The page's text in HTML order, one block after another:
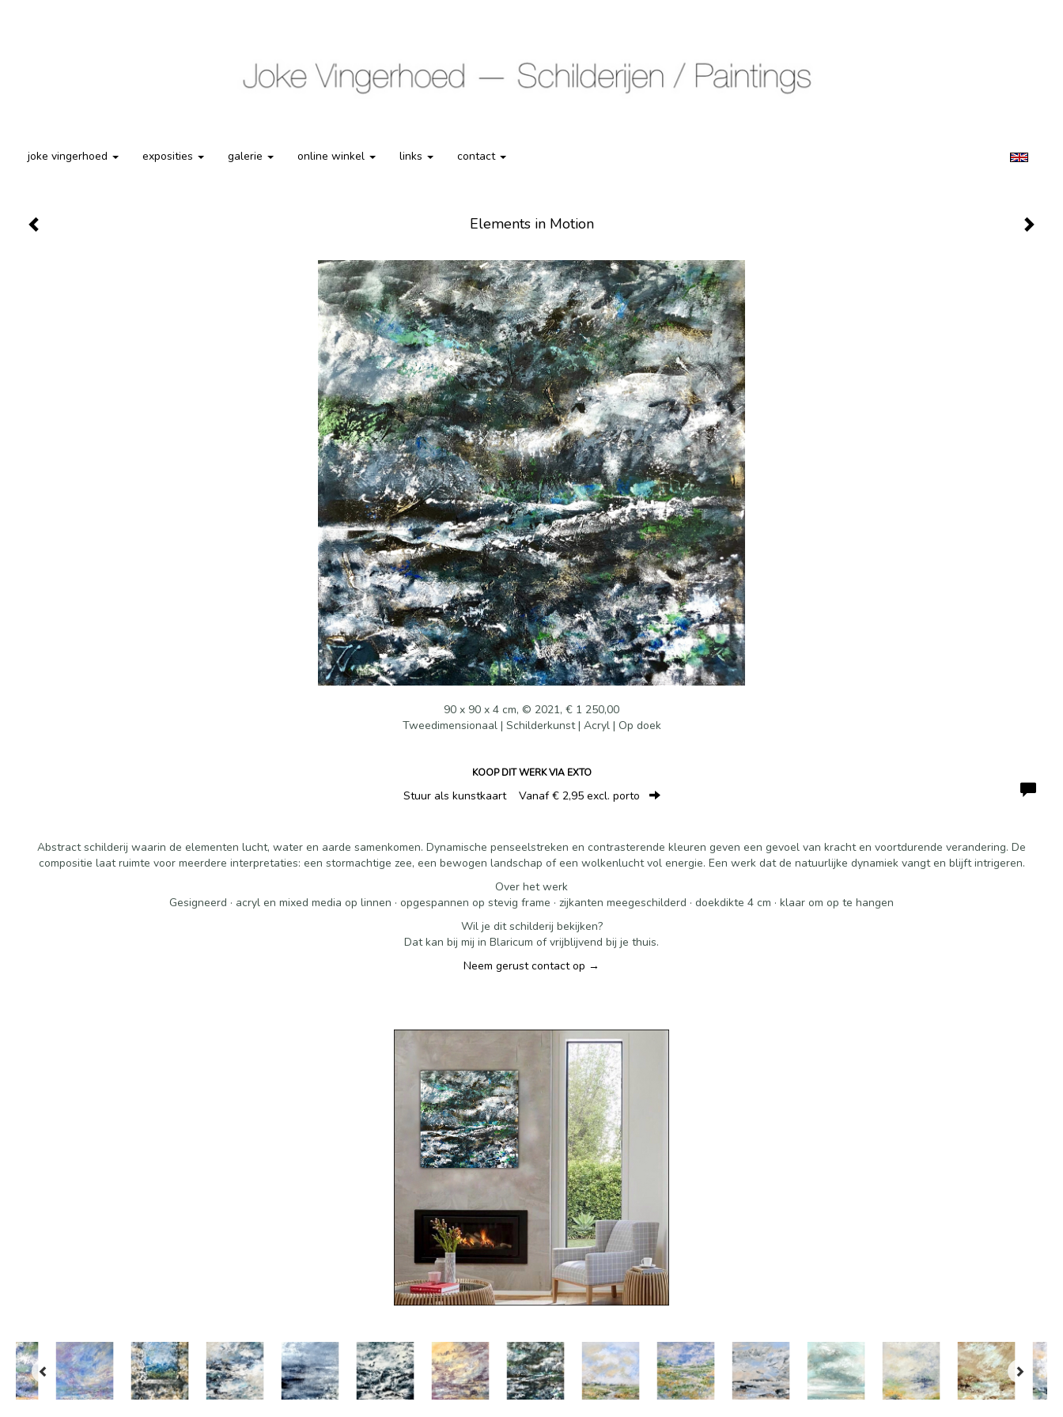
joke vingerhoed exposities galerie online winkel links contact
Elements in Motion
90 x 90 x 4 cm, © 2021, € 1 250,00
Tweedimensionaal | Schilderkunst | Acryl | Op doek
KOOP DIT WERK VIA EXTO
Stuur als kunstkaart Vanaf € 2,95 excl. porto
Abstract schilderij waarin de elementen lucht, water en aarde samenkomen. Dynamische penseelstreken en contrasterende kleuren geven een gevoel van kracht en voortdurende verandering. De
compositie laat ruimte voor meerdere interpretaties: een stormachtige zee, een bewogen landschap of een wolkenlucht vol energie. Een werk dat de natuurlijke dynamiek vangt en blijft intrigeren.
Over het werk
Gesigneerd · acryl en mixed media op linnen · opgespannen op stevig frame · zijkanten meegeschilderd · doekdikte 4 cm · klaar om op te hangen
Wil je dit schilderij bekijken?
Dat kan bij mij in Blaricum of vrijblijvend bij je thuis.
Neem gerust contact op →